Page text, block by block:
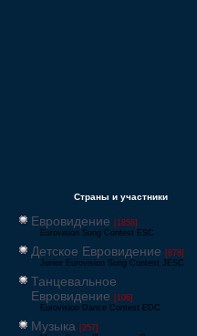
Страны и участники
Евровидение [1858]
Eurovision Song Contest ESC
Детское Евровидение [878]
Junior Eurovision Song Contest JESC
Танцевальное
Евровидение [106]
Eurovision Dance Contest EDC
Музыка [257]